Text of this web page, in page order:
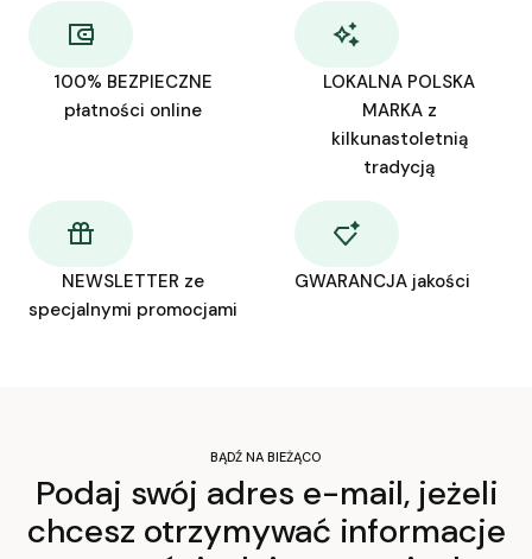
100% BEZPIECZNE
płatności online
LOKALNA POLSKA
MARKA z
kilkunastoletnią
tradycją
NEWSLETTER ze
specjalnymi promocjami
GWARANCJA jakości
BĄDŹ NA BIEŻĄCO
Podaj swój adres e-mail, jeżeli
chcesz otrzymywać informacje